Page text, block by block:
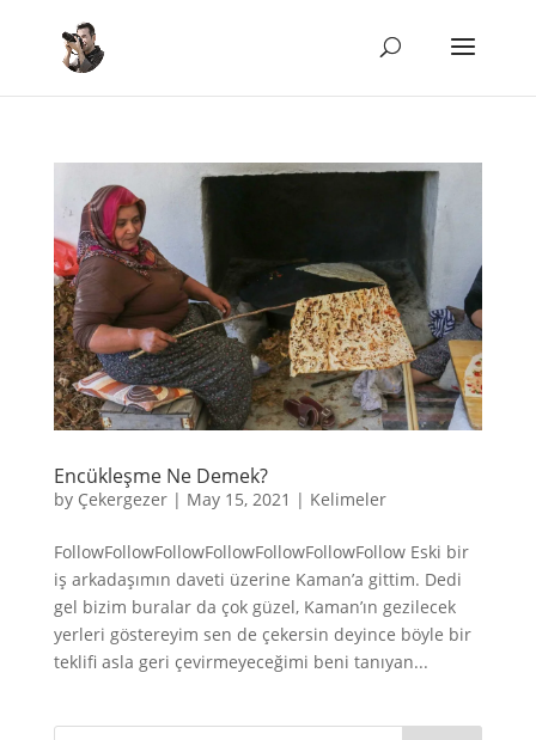
Encükleşme Ne Demek?
by Çekergezer| May 15, 2021 | Kelimeler
FollowFollowFollowFollowFollowFollowFollow Eski bir
iş arkadaşımın daveti üzerine Kaman’a gittim. Dedi
gel bizim buralar da çok güzel, Kaman’ın gezilecek
yerleri göstereyim sen de çekersin deyince böyle bir
teklifi asla geri çevirmeyeceğimi beni tanıyan...